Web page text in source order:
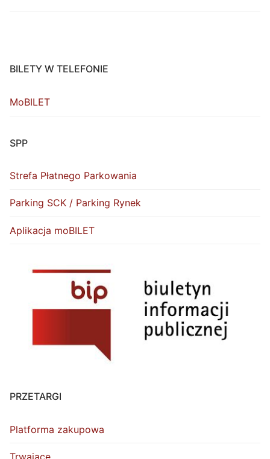
BILETY W TELEFONIE
MoBILET
SPP
Strefa Płatnego Parkowania
Parking SCK / Parking Rynek
Aplikacja moBILET
PRZETARGI
Platforma zakupowa
Trwające